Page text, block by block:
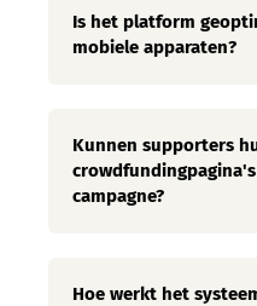
Is het platform
mobiele apparaten?
Kunnen supporters
campagne?
Hoe werkt het